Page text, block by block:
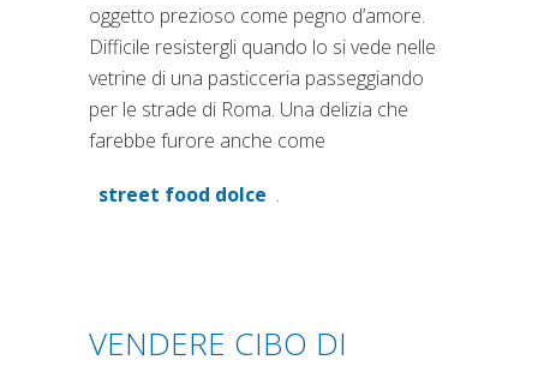
oggetto prezioso come pegno d’amore.
Difficile resistergli quando lo si vede nelle
vetrine di una pasticceria passeggiando
per le strade di Roma. Una delizia che
farebbe furore anche come
street food dolce
(si apre in una nuova scheda)
.
VENDERE CIBO DI